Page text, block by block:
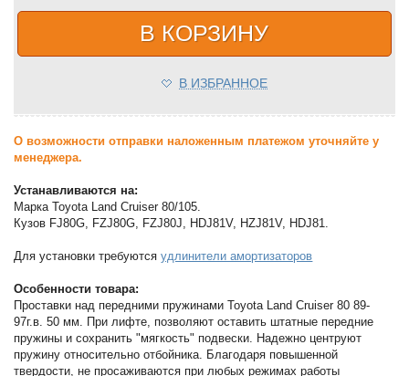
В КОРЗИНУ
В ИЗБРАННОЕ
О возможности отправки наложенным платежом уточняйте у
менеджера.
Устанавливаются на:
Марка Toyota Land Cruiser 80/105.
Кузов FJ80G, FZJ80G, FZJ80J, HDJ81V, HZJ81V, HDJ81.
Для установки требуютсяудлинители амортизаторов
Особенности товара:
Проставки над передними пружинами Toyota Land Cruiser 80 89-
97г.в. 50 мм. При лифте, позволяют оставить штатные передние
пружины и сохранить "мягкость" подвески. Надежно центруют
пружину относительно отбойника. Благодаря повышенной
твердости, не просаживаются при любых режимах работы